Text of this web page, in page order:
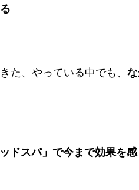
た、やっている中でも、
ッドスパ」で今まで効果を